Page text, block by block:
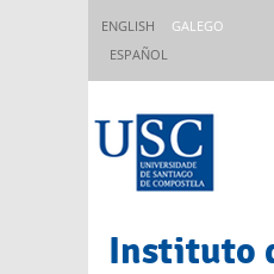
ENGLISH
GALEGO
ESPAÑOL
Instituto